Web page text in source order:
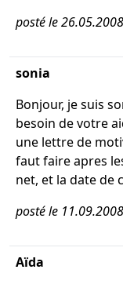
posté le 26.05.2008
sonia
Bonjour, je suis
besoin de votre
une lettre de
faut faire apres
net, et la date de
posté le 11.09.2008
Aïda